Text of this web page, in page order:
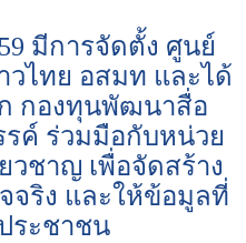
มีการจัดตั้ง ศูนย์
ไทย อสมท และได้
กองทุนพัฒนาสื่อ
ค์ ร่วมมือกับหน่วย
วชาญ เพื่อจัดสร้าง
จริง และให้ข้อมูลที่
ระชาชน